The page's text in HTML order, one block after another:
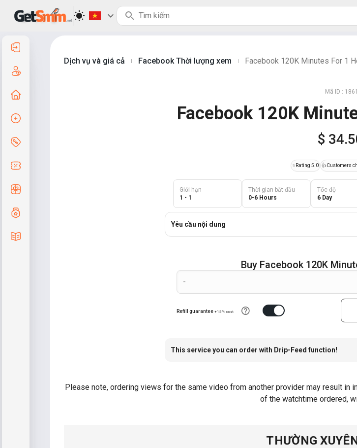
Dịch vụ và giá cả Facebook Thời lượng xem Facebook 120K Minutes For 1
Mã ID :
Facebook 120K
$
⭐ Rating 5.0 👍Customers
Giới hạn
1 - 1
Thời gian bắt đầu
0-6 Hours
Tốc độ
6 Day
Yêu cầu nội dung
Buy Facebook 120K
Refill guarantee +15% cost
This service you can order with Drip-Feed function!
Please note, ordering views for the same video from another provider may result
of the watchtime ordered,
THƯỜNG